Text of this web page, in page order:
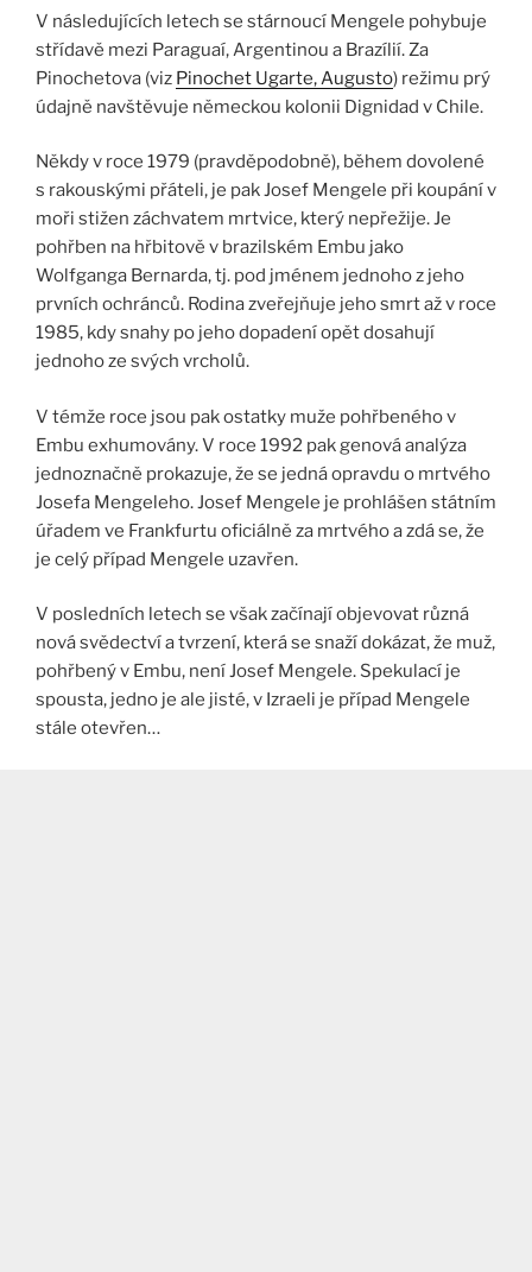
V následujících letech se stárnoucí Mengele pohybuje
střídavě mezi Paraguaí, Argentinou a Brazílií. Za
Pinochetova (viz Pinochet Ugarte, Augusto) režimu prý
údajně navštěvuje německou kolonii Dignidad v Chile.
Někdy v roce 1979 (pravděpodobně), během dovolené
s rakouskými přáteli, je pak Josef Mengele při koupání v
moři stižen záchvatem mrtvice, který nepřežije. Je
pohřben na hřbitově v brazilském Embu jako
Wolfganga Bernarda, tj. pod jménem jednoho z jeho
prvních ochránců. Rodina zveřejňuje jeho smrt až v roce
1985, kdy snahy po jeho dopadení opět dosahují
jednoho ze svých vrcholů.
V témže roce jsou pak ostatky muže pohřbeného v
Embu exhumovány. V roce 1992 pak genová analýza
jednoznačně prokazuje, že se jedná opravdu o mrtvého
Josefa Mengeleho. Josef Mengele je prohlášen státním
úřadem ve Frankfurtu oficiálně za mrtvého a zdá se, že
je celý případ Mengele uzavřen.
V posledních letech se však začínají objevovat různá
nová svědectví a tvrzení, která se snaží dokázat, že muž,
pohřbený v Embu, není Josef Mengele. Spekulací je
spousta, jedno je ale jisté, v Izraeli je případ Mengele
stále otevřen…